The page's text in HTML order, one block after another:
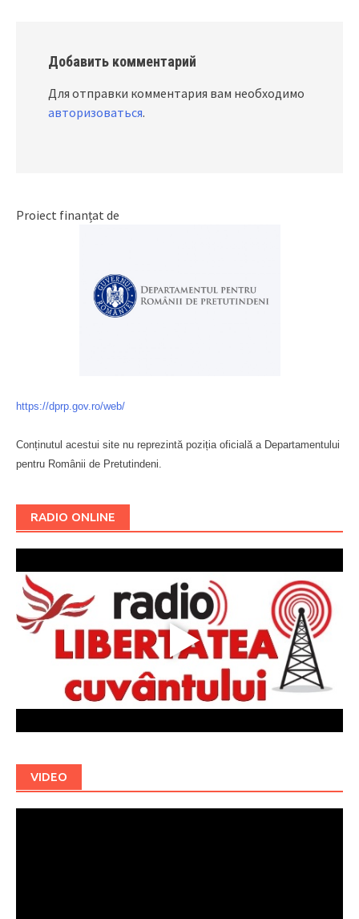
Добавить комментарий
Для отправки комментария вам необходимо
авторизоваться.
Proiect finanțat de
https://dprp.gov.ro/web/
Conținutul acestui site nu reprezintă poziția oficială a Departamentului
pentru Românii de Pretutindeni.
RADIO ONLINE
VIDEO